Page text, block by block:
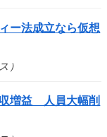
ー法成立なら仮想
）
増益 人員大幅削